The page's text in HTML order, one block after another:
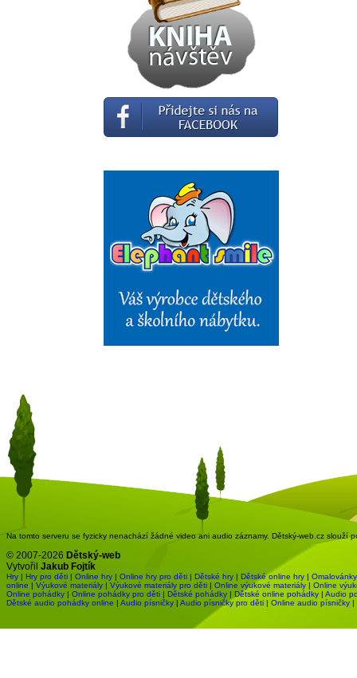
Na tomto serveru se fyzicky nenachází žádné video ani audio záznamy. Dětský-web.cz slouží
© 2007-2026 Dětský-web
Vytvořil Jakub Fojtík
Hry | Hry pro děti | Online hry | Online hry pro děti | Dětské hry | Dětské online hry | Omalovánky
online | Výukové materiály | Výukové materiály pro děti | Online výukové materiály | Online
Online pohádky | Online pohádky pro děti | Dětské pohádky | Dětské online pohádky | Audio
Dětské audio pohádky online | Audio písničky | Audio písničky pro děti | Online audio písničky |